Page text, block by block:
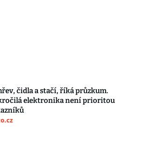
čidla a stačí, říká průzkum.
elektronika není prioritou